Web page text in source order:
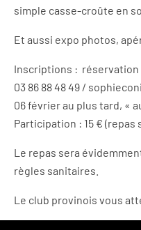
simple casse-croûte en
Et aussi expo photos,
Inscriptions : réservation
03 86 88 48 49 /
06 février au plus tard, «
Participation : 15 € (repas
Le repas sera
règles sanitaires.
Le club provinois vous